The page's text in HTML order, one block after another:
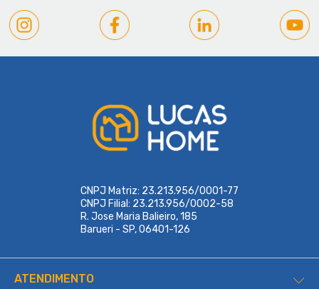
CNPJ Matriz: 23.213.956/0001-77
CNPJ Filial: 23.213.956/0002-58
R. Jose Maria Balieiro, 185
Barueri - SP, 06401-126
ATENDIMENTO